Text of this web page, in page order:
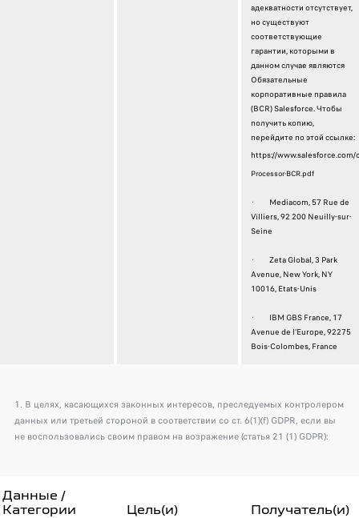
адекватности отсутствует,
но существуют
соответствующие
гарантии, которыми в
данном случае являются
Обязательные
корпоративные правила
(BCR) Salesforce. Чтобы
получить копию,
перейдите по этой ссылке:
https://
Processor-BCR.pdf
· Mediacom, 57 Rue de
Villiers, 92 200 Neuilly-sur-
Seine
· Zeta Global, 3 Park
Avenue, New York, NY
10016, Etats-Unis
· IBM GBS France, 17
Avenue de l'Europe, 92275
Bois-Colombes, France
1. В целях, касающихся законных интересов, преследуемых контролером
данных или третьей стороной в соответствии со ст. 6(1)(f) GDPR, если вы
не воспользовались своим правом на возражение (статья 21 (1) GDPR):
Данные /
Категории
Цель(и) Получатель(и)